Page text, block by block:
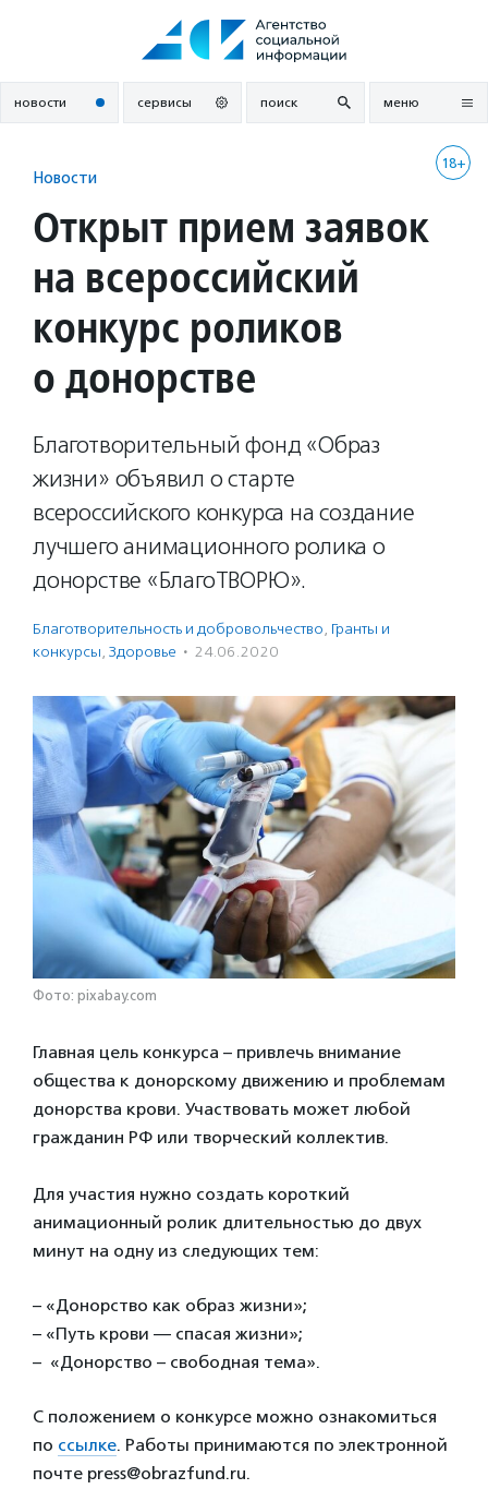
новости сервисы поиск меню
18+
Новости
Открыт прием заявок
на всероссийский
конкурс роликов
о донорстве
Благотворительный фонд «Образ
жизни» объявил о старте
всероссийского конкурса на создание
лучшего анимационного ролика о
донорстве «БлагоТВОРЮ».
Благотвори­тель­ность и доброволь­чест­во, Гранты и
конкурсы, Здоровье · 24.06.2020
Фото: pixabay.com
Главная цель конкурса – привлечь внимание
общества к донорскому движению и проблемам
донорства крови. Участвовать может любой
гражданин РФ или творческий коллектив.
Для участия нужно создать короткий
анимационный ролик длительностью до двух
минут на одну из следующих тем:
– «Донорство как образ жизни»;
– «Путь крови — спасая жизни»;
– «Донорство – свободная тема».
С положением о конкурсе можно ознакомиться
по ссылке. Работы принимаются по электронной
почте press@obrazfund.ru.